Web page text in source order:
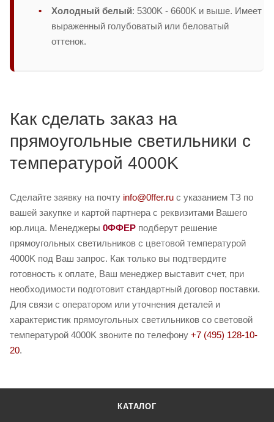
Холодный белый: 5300K - 6600K и выше. Имеет
выраженный голубоватый или беловатый
оттенок.
Как сделать заказ на
прямоугольные светильники с
температурой 4000K
Сделайте заявку на почту info@0ffer.ru с указанием ТЗ по
вашей закупке и картой партнера с реквизитами Вашего
юр.лица. Менеджеры 0ФФЕР подберут решение
прямоугольных светильников с цветовой температурой
4000K под Ваш запрос. Как только вы подтвердите
готовность к оплате, Ваш менеджер выставит счет, при
необходимости подготовит стандартный договор поставки.
Для связи с оператором или уточнения деталей и
характеристик прямоугольных светильников со световой
температурой 4000K звоните по телефону +7 (495) 128-10-
20.
КАТАЛОГ